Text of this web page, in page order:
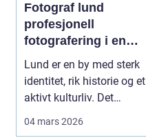
Fotograf lund
profesjonell
fotografering i en
levende
universitetsby
Lund er en by med sterk
identitet, rik historie og et
aktivt kulturliv. Det
04 mars 2026